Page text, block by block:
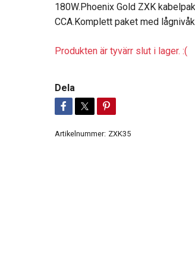
180W.Phoenix Gold ZXK
CCA.Komplett paket med
Produkten är tyvärr slut i lager. :(
Dela
Artikelnummer: ZXK35